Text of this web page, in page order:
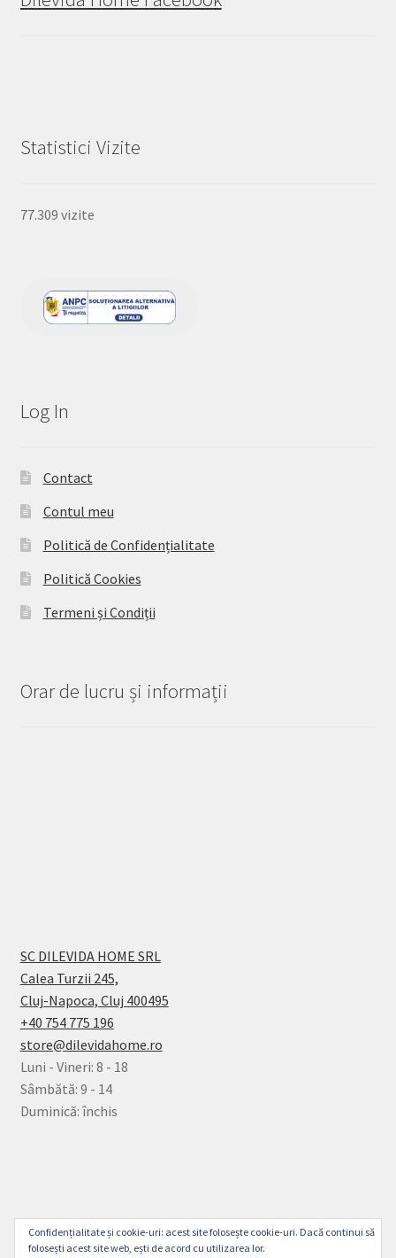
Statistici Vizite
77.309 vizite
Log In
Contact
Contul meu
Politică de Confidențialitate
Politică Cookies
Termeni și Condiții
Orar de lucru și informații
SC DILEVIDA HOME SRL
Calea Turzii 245,
Cluj-Napoca, Cluj 400495
+40 754 775 196
store@dilevidahome.ro
Luni - Vineri: 8 - 18
Sâmbătă: 9 - 14
Duminică: închis
© Dilevida Home 2026
Politică de Confidențialitate
Construit cu
Confidențialitate și cookie-uri: acest site folosește cookie-uri. Dacă continui să
folosești acest site web, ești de acord cu utilizarea lor.